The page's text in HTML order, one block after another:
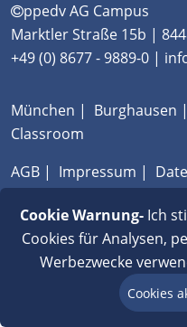
ppedv AG Campus
Marktler Straße 15b |
+49 (0) 8677 - 9889-0 |
München | Burghausen |
Classroom
AGB | Impressum |
Cookie Warnung-Ich
Cookies für Analysen,
Werbezwecke
Cookies